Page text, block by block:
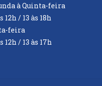
à Quinta-feira
12h / 13 às 18h
feira
12h / 13 às 17h